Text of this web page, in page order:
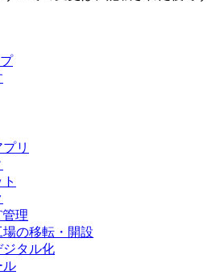
リ
理
の移転・開設
ジタル化
ル